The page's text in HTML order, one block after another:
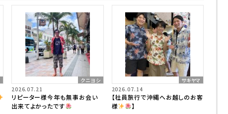
クニヨシ
2026.07.21
リピーター様今年も無事お会い
出来てよかったです
サキヤマ
2026.07.14
【社員旅行で沖縄へお越しのお客
様
】